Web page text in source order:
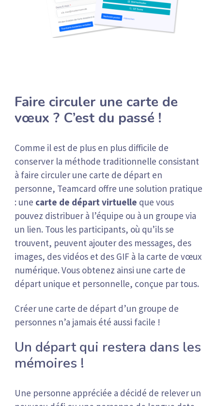
Faire circuler une carte de
vœux ? C’est du passé !
Comme il est de plus en plus difficile de
conserver la méthode traditionnelle consistant
à faire circuler une carte de départ en
personne, Teamcard offre une solution pratique
: une carte de départ virtuelle que vous
pouvez distribuer à l’équipe ou à un groupe via
un lien. Tous les participants, où qu’ils se
trouvent, peuvent ajouter des messages, des
images, des vidéos et des GIF à la carte de vœux
numérique. Vous obtenez ainsi une carte de
départ unique et personnelle, conçue par tous.
Créer une carte de départ d’un groupe de
personnes n’a jamais été aussi facile !
Un départ qui restera dans les
mémoires !
Une personne appréciée a décidé de relever un